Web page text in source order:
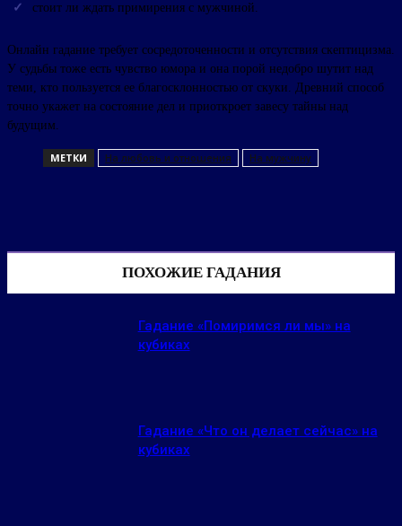
стоит ли ждать примирения с мужчиной.
Онлайн гадание требует сосредоточенности и отсутствия скептицизма.
У судьбы тоже есть чувство юмора и она порой недобро шутит над
теми, кто пользуется ее благосклонностью от скуки. Древний способ
точно укажет на состояние дел и приоткроет завесу тайны над
будущим.
МЕТКИ На любовь и отношения На мужчину
ПОХОЖИЕ ГАДАНИЯ
Гадание «Помиримся ли мы» на
кубиках
Гадание «Что он делает сейчас» на
кубиках